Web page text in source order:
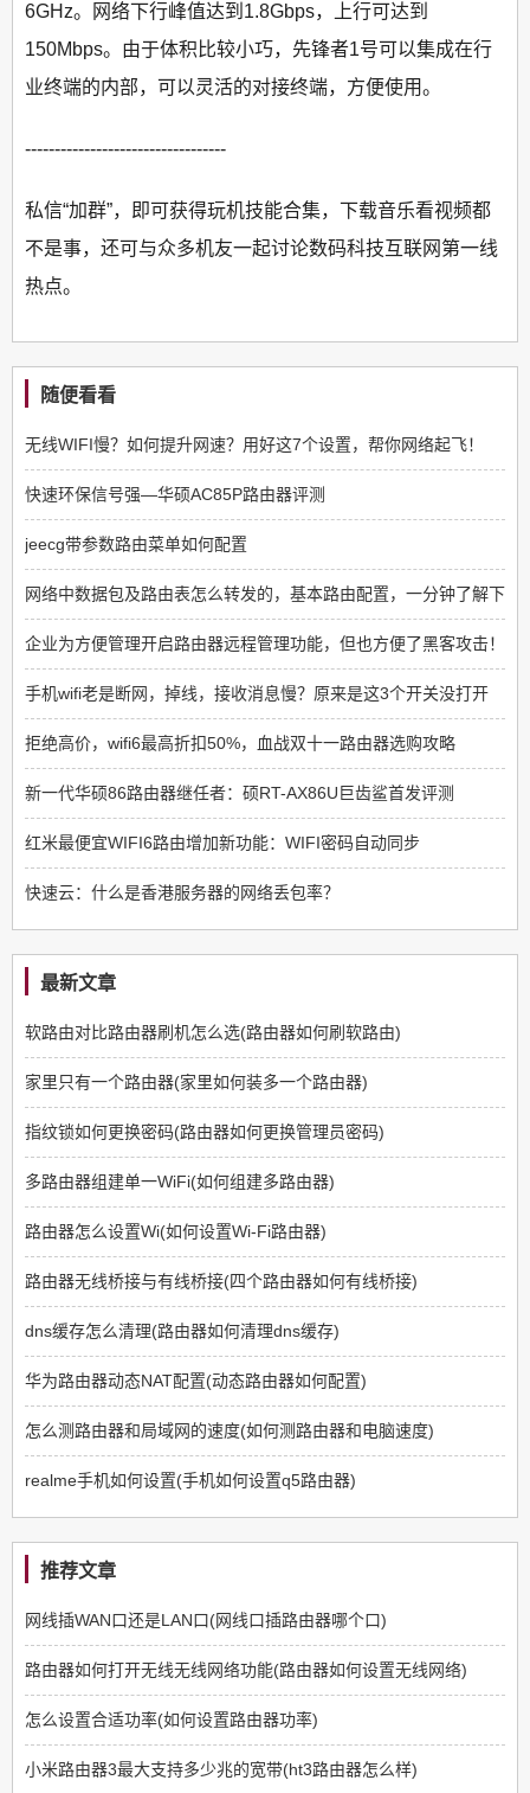
6GHz。网络下行峰值达到1.8Gbps，上行可达到
150Mbps。由于体积比较小巧，先锋者1号可以集成在行
业终端的内部，可以灵活的对接终端，方便使用。
----------------------------------
私信“加群”，即可获得玩机技能合集，下载音乐看视频都
不是事，还可与众多机友一起讨论数码科技互联网第一线
热点。
随便看看
无线WIFI慢？如何提升网速？用好这7个设置，帮你网络起飞！
快速环保信号强—华硕AC85P路由器评测
jeecg带参数路由菜单如何配置
网络中数据包及路由表怎么转发的，基本路由配置，一分钟了解下
企业为方便管理开启路由器远程管理功能，但也方便了黑客攻击！
手机wifi老是断网，掉线，接收消息慢？原来是这3个开关没打开
拒绝高价，wifi6最高折扣50%，血战双十一路由器选购攻略
新一代华硕86路由器继任者：硕RT-AX86U巨齿鲨首发评测
红米最便宜WIFI6路由增加新功能：WIFI密码自动同步
快速云：什么是香港服务器的网络丢包率？
最新文章
软路由对比路由器刷机怎么选(路由器如何刷软路由)
家里只有一个路由器(家里如何装多一个路由器)
指纹锁如何更换密码(路由器如何更换管理员密码)
多路由器组建单一WiFi(如何组建多路由器)
路由器怎么设置Wi(如何设置Wi-Fi路由器)
路由器无线桥接与有线桥接(四个路由器如何有线桥接)
dns缓存怎么清理(路由器如何清理dns缓存)
华为路由器动态NAT配置(动态路由器如何配置)
怎么测路由器和局域网的速度(如何测路由器和电脑速度)
realme手机如何设置(手机如何设置q5路由器)
推荐文章
网线插WAN口还是LAN口(网线口插路由器哪个口)
路由器如何打开无线无线网络功能(路由器如何设置无线网络)
怎么设置合适功率(如何设置路由器功率)
小米路由器3最大支持多少兆的宽带(ht3路由器怎么样)